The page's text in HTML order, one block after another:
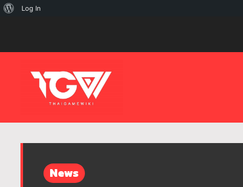
News
เกี่ยวLog In